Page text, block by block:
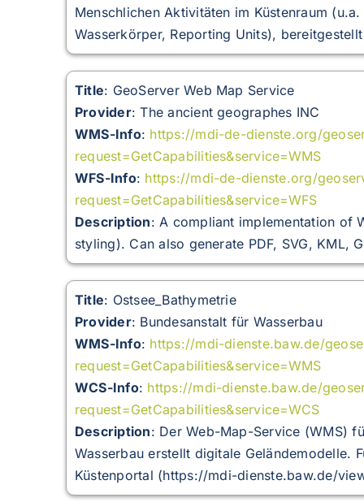
Menschlichen Aktivitäten im Küstenraum
Wasserkörper, Reporting Units),
Title: GeoServer Web Map Service
Provider: The ancient geographes INC
WMS-Info: https://mdi-de-dienste.org/
request=GetCapabilities&service=WMS
WFS-Info: https://mdi-de-dienste.org/
request=GetCapabilities&service=WFS
Description: A compliant implementation of
styling). Can also generate PDF, SVG, KML,
Title: Ostsee_Bathymetrie
Provider: Bundesanstalt für Wasserbau
WMS-Info: https://mdi-dienste.baw.de/
request=GetCapabilities&service=WMS
WCS-Info: https://mdi-dienste.baw.de/
request=GetCapabilities&service=WCS
Description: Der Web-Map-Service (WMS)
Wasserbau erstellt digitale Geländemodelle.
Küstenportal (https://mdi-dienste.baw.de/